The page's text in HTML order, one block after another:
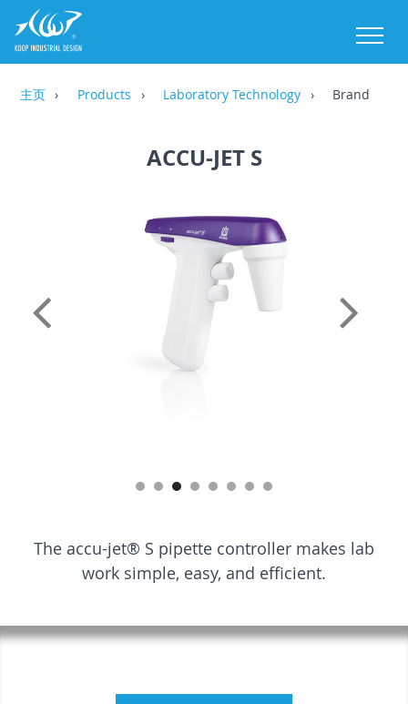
主页 Products Laboratory Technology Brand
ACCU-JET S
The accu-jet® S pipette controller makes lab
work simple, easy, and efficient.